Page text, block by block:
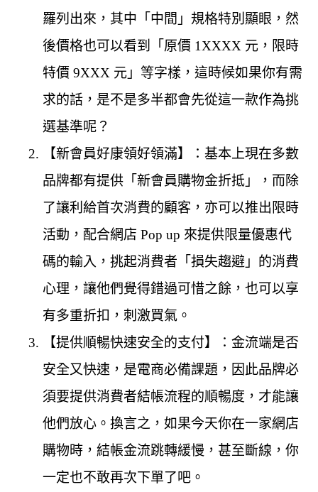
羅列出來，其中「中間」規格特別顯眼，然
後價格也可以看到「原價 1XXXX 元，限時
特價 9XXX 元」等字樣，這時候如果你有需
求的話，是不是多半都會先從這一款作為挑
選基準呢？
【新會員好康領好領滿】：基本上現在多數
品牌都有提供「新會員購物金折抵」，而除
了讓利給首次消費的顧客，亦可以推出限時
活動，配合網店 Pop up 來提供限量優惠代
碼的輸入，挑起消費者「損失趨避」的消費
心理，讓他們覺得錯過可惜之餘，也可以享
有多重折扣，刺激買氣。
【提供順暢快速安全的支付】：金流端是否
安全又快速，是電商必備課題，因此品牌必
須要提供消費者結帳流程的順暢度，才能讓
他們放心。換言之，如果今天你在一家網店
購物時，結帳金流跳轉緩慢，甚至斷線，你
一定也不敢再次下單了吧。